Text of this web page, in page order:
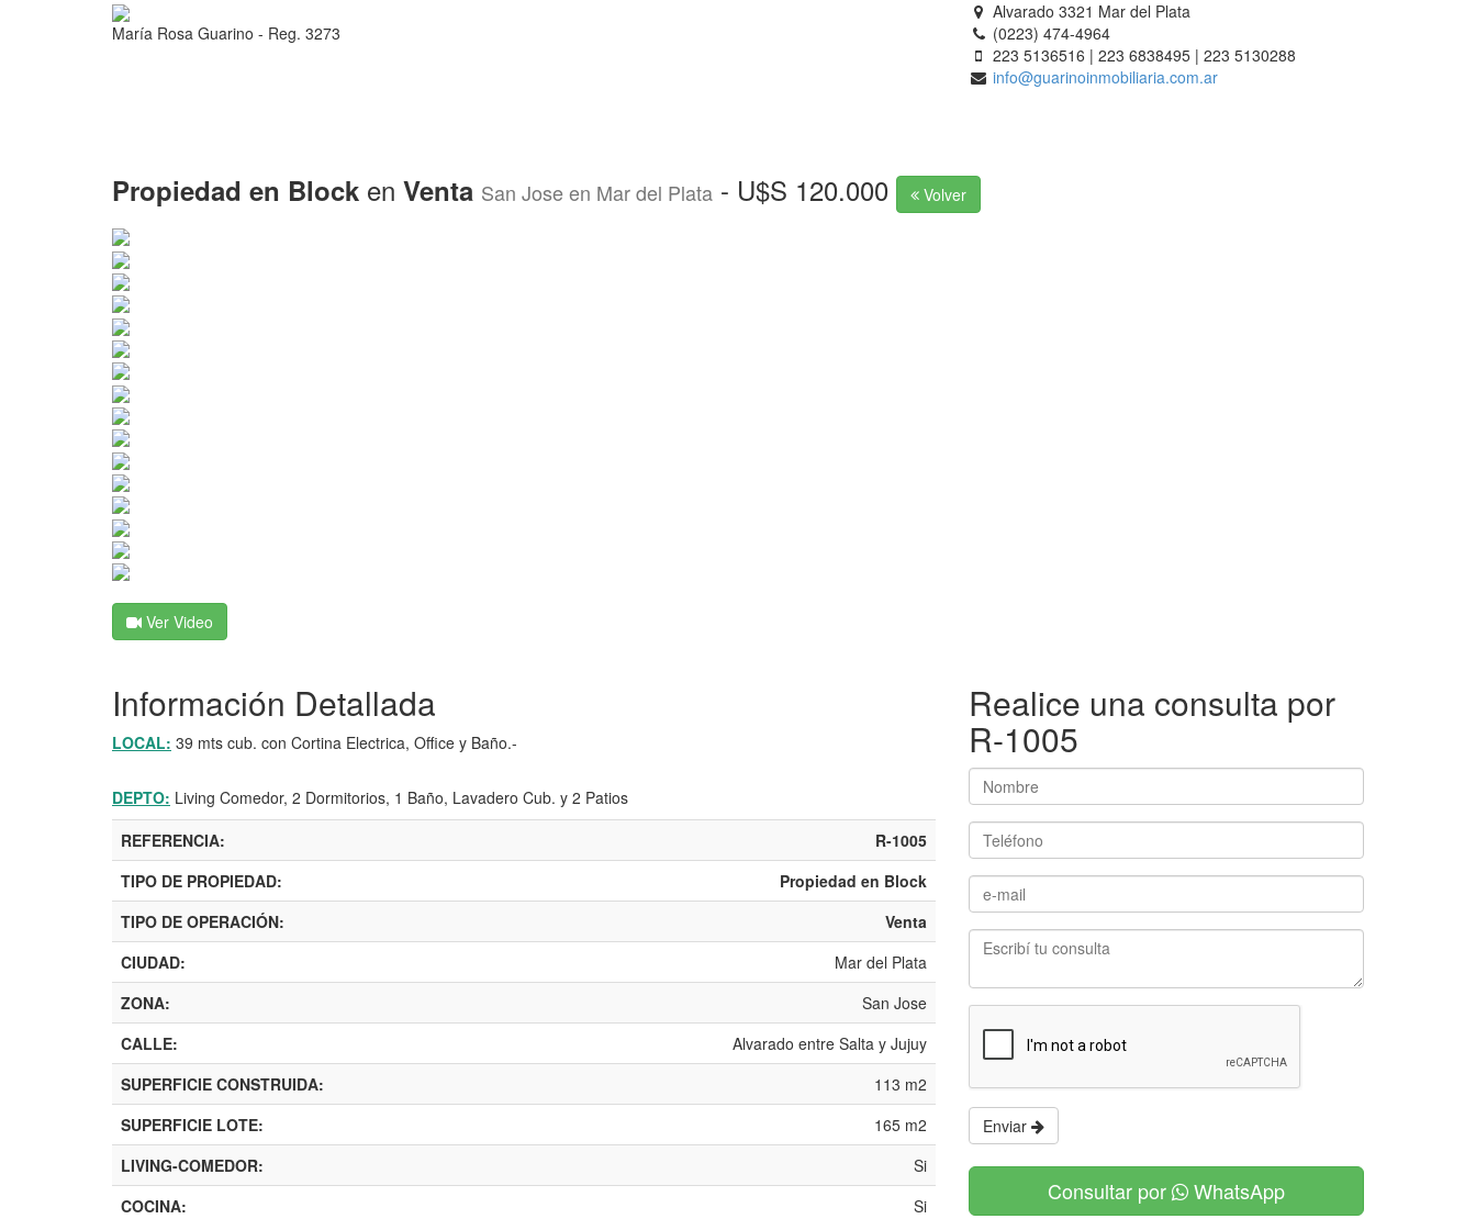
María Rosa Guarino - Reg. 3273
Alvarado 3321 Mar del Plata
(0223) 474-4964
223 5136516 | 223 6838495 | 223 5130288
info@guarinoinmobiliaria.com.ar
Propiedad en Block en Venta San Jose en Mar del Plata - U$S 120.000 Volver
Ver Video
Información Detallada
LOCAL: 39 mts cub. con Cortina Electrica, Office y Baño.-
DEPTO: Living Comedor, 2 Dormitorios, 1 Baño, Lavadero Cub. y 2 Patios
REFERENCIA:
R-1005
TIPO DE PROPIEDAD:
Propiedad en Block
TIPO DE OPERACIÓN:
Venta
CIUDAD:
Mar del Plata
ZONA:
San Jose
CALLE:
Alvarado entre Salta y Jujuy
SUPERFICIE CONSTRUIDA:
113 m2
SUPERFICIE LOTE:
165 m2
LIVING-COMEDOR:
Si
COCINA:
Si
Realice una consulta por
R-1005
Enviar
Consultar por WhatsApp